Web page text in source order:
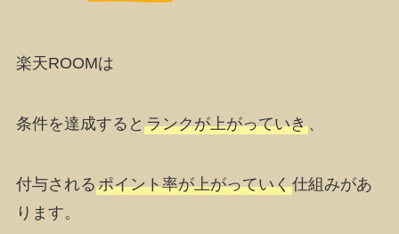
楽天ROOMは
条件を達成すると ランクが上がっていき、
付与されるポイント率が上がっていく仕組みがあ
ります。